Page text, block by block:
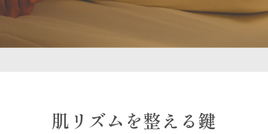
肌リズムを整える鍵